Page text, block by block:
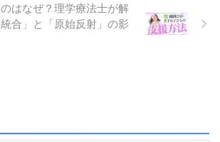
はなぜ？理学療法士が解
合」と「原始反射」の影